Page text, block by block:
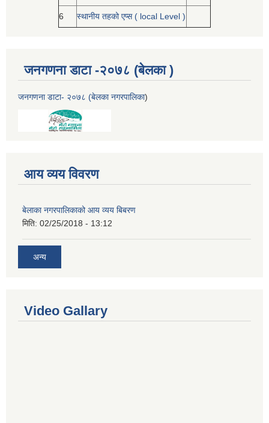
6 स्थानीय तहको एप्स ( local Level )
जनगणना डाटा -२०७८ (बेलका )
जनगणना डाटा- २०७८ (बेलका नगरपालिका)
आय व्यय विवरण
बेलाका नगरपालिकाको आय व्यय बिबरण
मिति: 02/25/2018 - 13:12
अन्य
Video Gallary